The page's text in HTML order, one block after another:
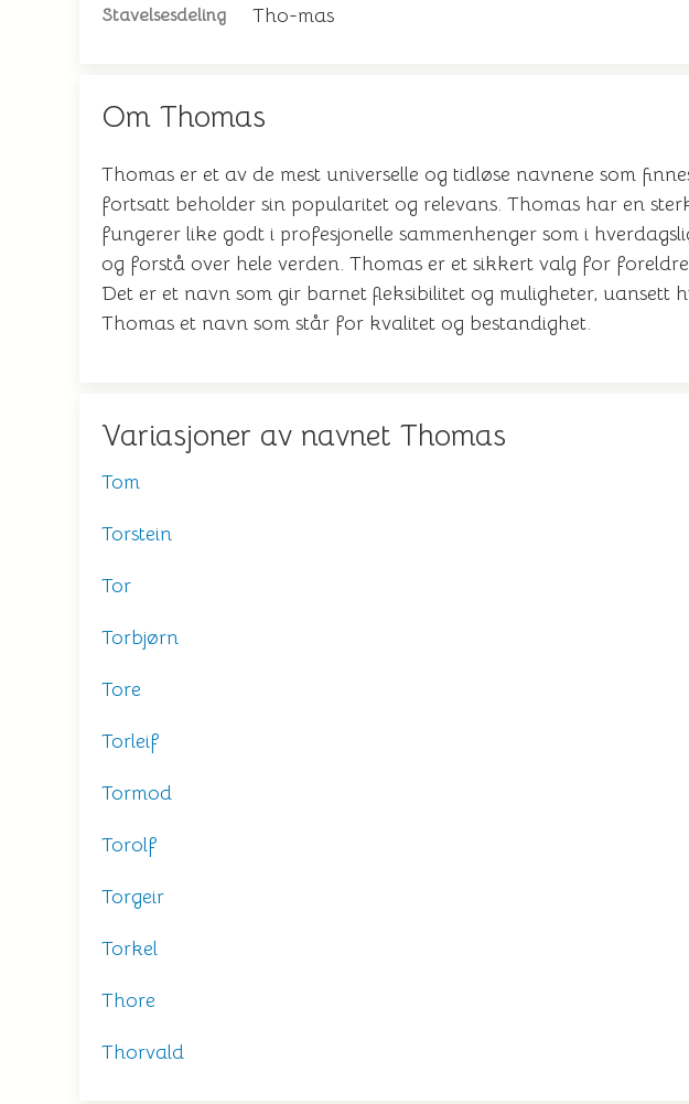
Stavelsesdeling Tho-mas
Om Thomas
Thomas er et av de mest universelle og tidløse navnene som
fortsatt beholder sin popularitet og relevans. Thomas har en
fungerer like godt i profesjonelle sammenhenger som i
og forstå over hele verden. Thomas er et sikkert valg for
Det er et navn som gir barnet fleksibilitet og muligheter,
Thomas et navn som står for kvalitet og bestandighet.
Variasjoner av navnet Thomas
Tom
Torstein
Tor
Torbjørn
Tore
Torleif
Tormod
Torolf
Torgeir
Torkel
Thore
Thorvald